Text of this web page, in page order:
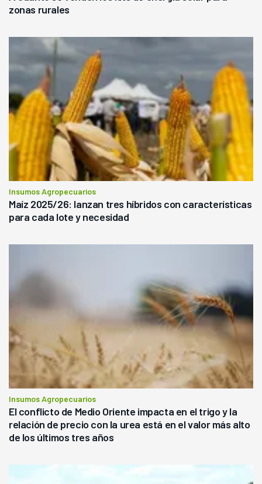
zonas rurales
Insumos Agropecuarios
Maíz 2025/26: lanzan tres híbridos con características
para cada lote y necesidad
Insumos Agropecuarios
El conflicto de Medio Oriente impacta en el trigo y la
relación de precio con la urea está en el valor más alto
de los últimos tres años